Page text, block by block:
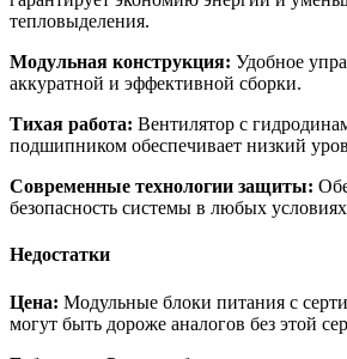
тепловыделения.
Модульная конструкция: Удобное
аккуратной и эффективной сборки.
Тихая работа: Вентилятор с
подшипником обеспечивает низкий
Современные технологии защиты:
безопасность системы в любых
Недостатки
Цена: Модульные блоки питания с
могут быть дороже аналогов без этой